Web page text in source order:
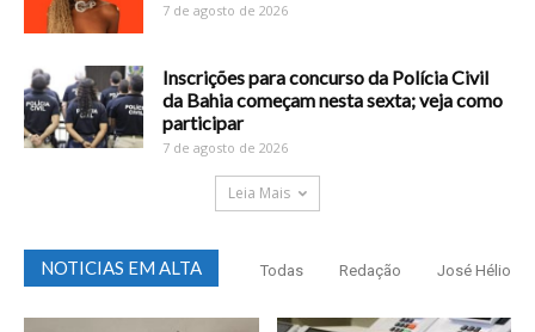
7 de agosto de 2026
Inscrições para concurso da Polícia Civil
da Bahia começam nesta sexta; veja como
participar
7 de agosto de 2026
Leia Mais
NOTICIAS EM ALTA Todas Redação José Hélio